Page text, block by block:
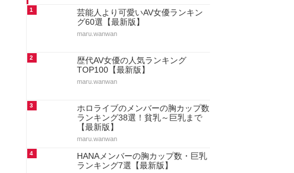
1
芸能人より可愛いAV女優ランキン
グ60選【最新版】
maru.wanwan
2
歴代AV女優の人気ランキング
TOP100【最新版】
maru.wanwan
3
ホロライブのメンバーの胸カップ数
ランキング38選！貧乳～巨乳まで
【最新版】
maru.wanwan
4
HANAメンバーの胸カップ数・巨乳
ランキング7選【最新版】